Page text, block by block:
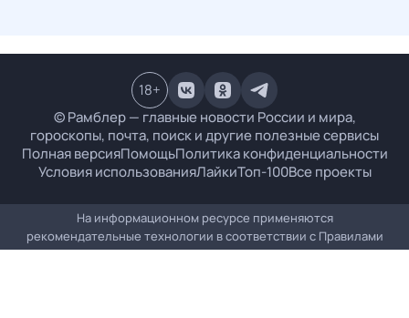
© Рамблер — главные новости России и мира,
гороскопы, почта, поиск и другие полезные сервисы
Полная версияПомощьПолитика конфиденциальности
Условия использованияЛайкиТоп-100Все проекты
18+
На информационном ресурсе применяются
рекомендательные технологии в соответствии с Правилами